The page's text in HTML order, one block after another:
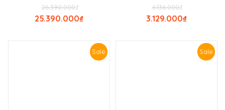
₫
26.390.000
₫
25.390.000
₫
6.136.000
₫
3.129.000
Sale Sale